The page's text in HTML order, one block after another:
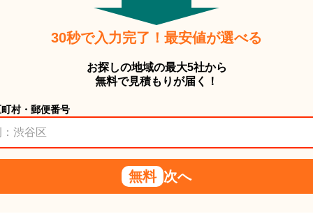
30秒で入力完了！最安値が選べる
お探しの地域の最大5社から
無料で見積もりが届く！
村・郵便番号
無料 次へ